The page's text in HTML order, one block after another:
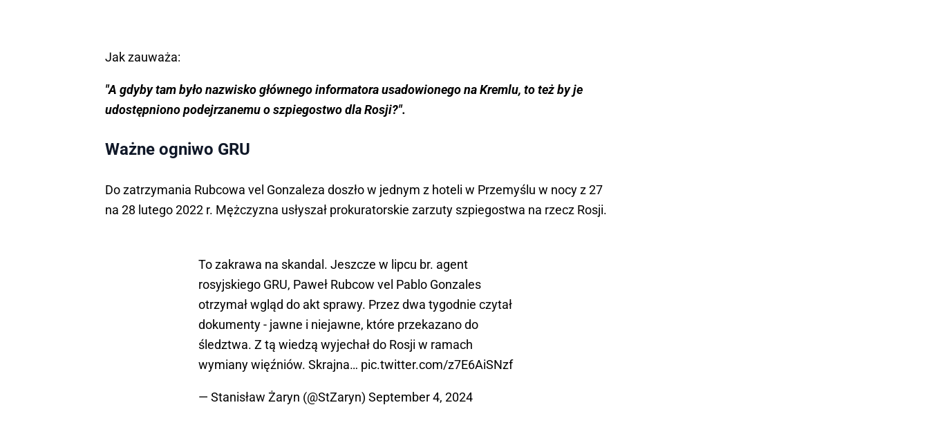
Jak zauważa:
"A gdyby tam było nazwisko głównego informatora usadowionego na Kremlu, to też by je
udostępniono podejrzanemu o szpiegostwo dla Rosji?".
Ważne ogniwo GRU
Do zatrzymania Rubcowa vel Gonzaleza doszło w jednym z hoteli w Przemyślu w nocy z 27
na 28 lutego 2022 r. Mężczyzna usłyszał prokuratorskie zarzuty szpiegostwa na rzecz Rosji.
To zakrawa na skandal. Jeszcze w lipcu br. agent
rosyjskiego GRU, Paweł Rubcow vel Pablo Gonzales
otrzymał wgląd do akt sprawy. Przez dwa tygodnie czytał
dokumenty - jawne i niejawne, które przekazano do
śledztwa. Z tą wiedzą wyjechał do Rosji w ramach
wymiany więźniów. Skrajna… pic.twitter.com/z7E6AiSNzf
— Stanisław Żaryn (@StZaryn) September 4, 2024